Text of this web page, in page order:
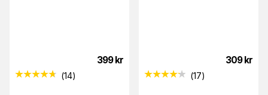
399 kr
(14)
309 kr
(17)